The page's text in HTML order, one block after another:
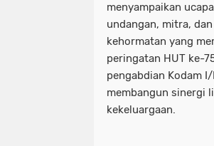
menyampaikan
undangan, mitra,
kehormatan yang
peringatan HUT ke-
pengabdian Kodam
membangun sinergi
kekeluargaan.